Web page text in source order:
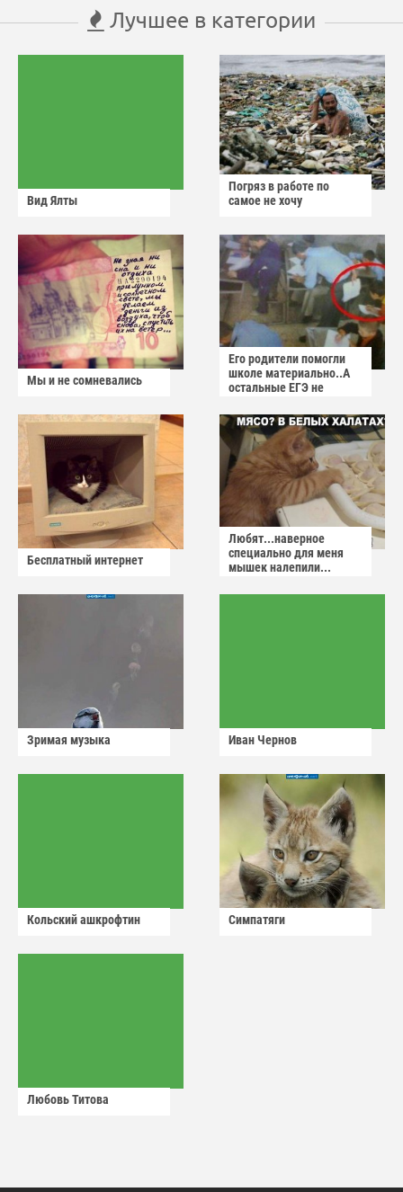
Лучшее в категории
Вид Ялты
Погряз в работе по
самое не хочу
Мы и не сомневались
Его родители помогли
школе материально..А
остальные ЕГЭ не
Бесплатный интернет
Любят...наверное
специально для меня
мышек налепили...
Зримая музыка Иван Чернов
Кольский ашкрофтин Симпатяги
Любовь Титова